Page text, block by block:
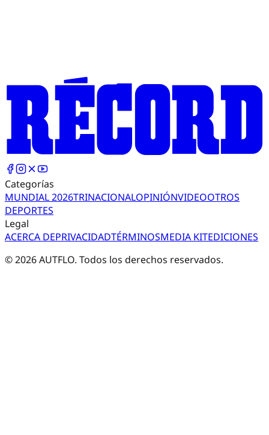
Categorías
MUNDIAL 2026TRINACIONALOPINIÓNVIDEOOTROS
DEPORTES
Legal
ACERCA DEPRIVACIDADTÉRMINOSMEDIA KITEDICIONES
©2026AUTFLO. Todos los derechos reservados.